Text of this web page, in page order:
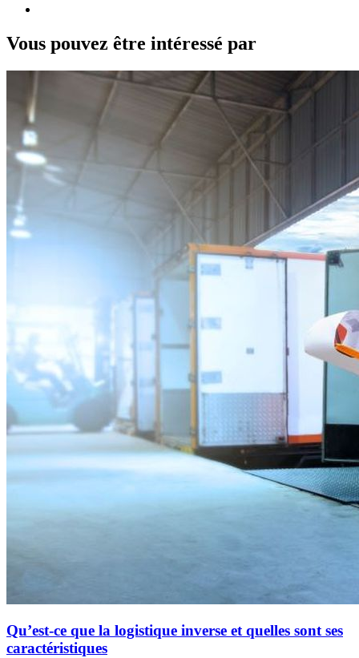
Vous pouvez être intéressé par
Qu’est-ce que la logistique inverse et quelles sont ses
caractéristiques